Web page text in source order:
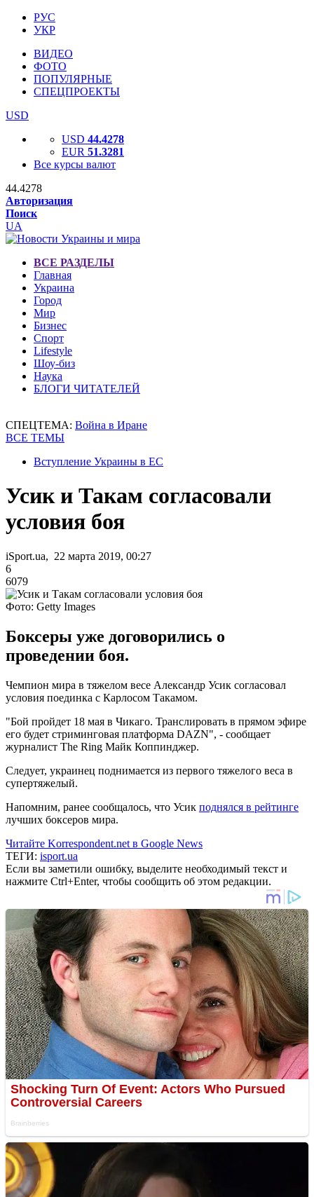
РУС
УКР
ВИДЕО
ФОТО
ПОПУЛЯРНЫЕ
СПЕЦПРОЕКТЫ
USD
USD 44.4278
EUR 51.3281
Все курсы валют
44.4278
Авторизация
Поиск
UA
ВСЕ РАЗДЕЛЫ
Главная
Украина
Город
Мир
Бизнес
Спорт
Lifestyle
Шоу-биз
Наука
БЛОГИ ЧИТАТЕЛЕЙ
СПЕЦТЕМА: Война в Иране
ВСЕ ТЕМЫ
Вступление Украины в ЕС
Усик и Такам согласовали
условия боя
iSport.ua, 22 марта 2019, 00:27
6
6079
Фото: Getty Images
Боксеры уже договорились о
проведении боя.
Чемпион мира в тяжелом весе Александр Усик согласовал
условия поединка с Карлосом Такамом.
"Бой пройдет 18 мая в Чикаго. Транслировать в прямом эфире
его будет стриминговая платформа DAZN", - сообщает
журналист The Ring Майк Коппинджер.
Следует, украинец поднимается из первого тяжелого веса в
супертяжелый.
Напомним, ранее сообщалось, что Усик поднялся в рейтинге
лучших боксеров мира.
Читайте Korrespondent.net в Google News
ТЕГИ: isport.ua
Если вы заметили ошибку, выделите необходимый текст и
нажмите Ctrl+Enter, чтобы сообщить об этом редакции.